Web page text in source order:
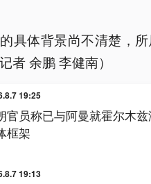
具体背景尚不清楚，
者 余鹏 李健南）